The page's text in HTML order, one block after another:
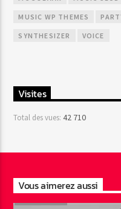
MUSIC WP THEMES
SYNTHESIZER VOICE
Visites
Total des vues:42 710
Vous aimerez aussi